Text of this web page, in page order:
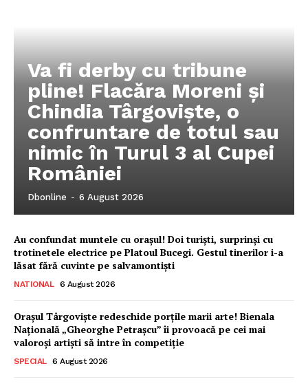
Va fi derby cu tribune
pline! Flacăra Moreni și
Chindia Târgoviște, o
confruntare de totul sau
nimic în Turul 3 al Cupei
României
Dbonline - 6 August 2026
Au confundat muntele cu orașul! Doi turiști, surprinși cu
trotinetele electrice pe Platoul Bucegi. Gestul tinerilor i-a
lăsat fără cuvinte pe salvamontiști
NATIONAL 6 August 2026
Orașul Târgoviște redeschide porțile marii arte! Bienala
Națională „Gheorghe Petrașcu” îi provoacă pe cei mai
valoroși artiști să intre în competiție
SPECIAL 6 August 2026